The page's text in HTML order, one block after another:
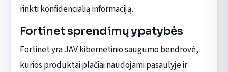
rinkti konfidencialią informaciją.
Fortinet sprendimų ypatybės
Fortinet yra JAV kibernetinio saugumo bendrovė,
kurios produktai plačiai naudojami pasaulyje ir